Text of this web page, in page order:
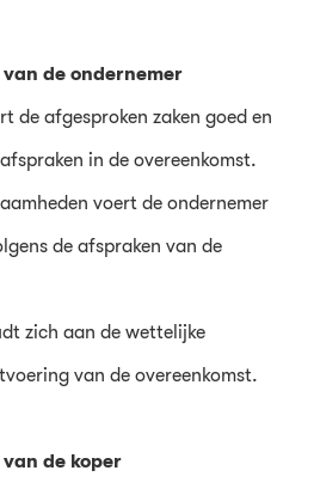
van de ondernemer
de afgesproken zaken goed en
in de overeenkomst.
voert de ondernemer
de afspraken van de
zich aan de wettelijke
van de overeenkomst.
van de koper